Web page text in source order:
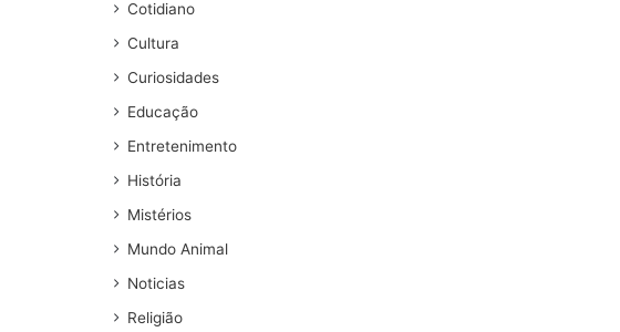
Cotidiano
Cultura
Curiosidades
Educação
Entretenimento
História
Mistérios
Mundo Animal
Noticias
Religião